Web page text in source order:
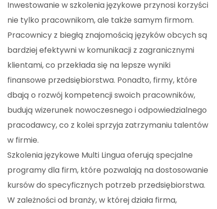
Inwestowanie w szkolenia językowe przynosi korzyści
nie tylko pracownikom, ale także samym firmom.
Pracownicy z biegłą znajomością języków obcych są
bardziej efektywni w komunikacji z zagranicznymi
klientami, co przekłada się na lepsze wyniki
finansowe przedsiębiorstwa. Ponadto, firmy, które
dbają o rozwój kompetencji swoich pracowników,
budują wizerunek nowoczesnego i odpowiedzialnego
pracodawcy, co z kolei sprzyja zatrzymaniu talentów
w firmie.
Szkolenia językowe Multi Lingua oferują specjalne
programy dla firm, które pozwalają na dostosowanie
kursów do specyficznych potrzeb przedsiębiorstwa.
W zależności od branży, w której działa firma,